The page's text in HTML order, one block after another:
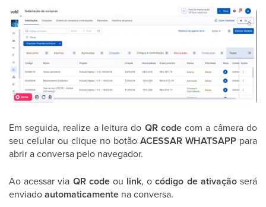
Em seguida, realize a leitura do QR codecom a câmera do
seu celular ou clique no botão ACESSAR WHATSAPP para
abrir a conversa pelo navegador.
Ao acessar via QR code ou link, ocódigo de ativaçãoserá
enviadoautomaticamente na conversa.